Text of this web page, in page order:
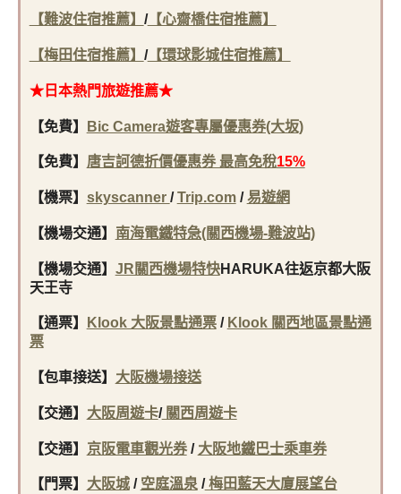
【難波住宿推薦】 /【心齋橋住宿推薦】
【梅田住宿推薦】 /【環球影城住宿推薦】
★日本熱門旅遊推薦★
【免費】 Bic Camera遊客專屬優惠券(大坂)
【免費】 唐吉訶德折價優惠券 最高免稅15%
【機票】 skyscanner /Trip.com/易遊網
【機場交通】 南海電鐵特急(關西機場-難波站)
【機場交通】 JR關西機場特快H ARUKA往返京都大阪
天王寺
【通票】 Klook 大阪景點通票/ Klook 關西地區景點通
票
【包車接送】 大阪機場接送
【交通】 大阪周遊卡/關西周遊卡
【交通】 京阪電車觀光券/ 大阪地鐵巴士乘車券
【門票】 大阪城/ 空庭溫泉 /梅田藍天大廈展望台